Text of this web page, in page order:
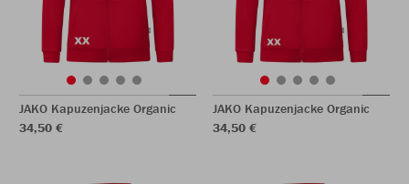
JAKO Kapuzenjacke Organic
34,50 €
JAKO Kapuzenjacke Organic
34,50 €